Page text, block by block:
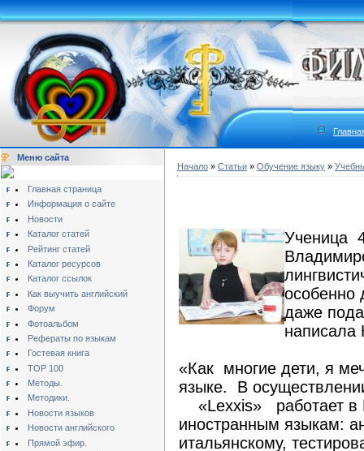
Меню сайта
Главная страница
Информация о сайте
Новости
Каталог статей
Рейтинг статей
Каталог ресурсов
Каталог ссылок
Как выучить английский
Форум
Фотоальбом
Рефераты по языкам
Гостевая книга
TOP 100
Методы.
Методики.
Новости языков
Новости английского
Прямой эфир.
Начало » Статьи » Обучение языку »
Ученица
особенно
даже
написала
«Как многие дети, я
языке. В
«Lexxis» работает в
иностранным языкам:
итальянскому,